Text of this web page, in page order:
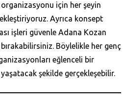
için her şeyin
Ayrıca konsept
işleri güvenle Adana Kozan‎
Böylelikle her genç
eğlenceli bir
şekilde gerçekleşebilir.